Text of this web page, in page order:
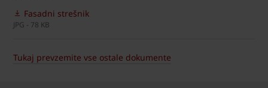
Fasadni strešnik
JPG - 78 KB
Tukaj prevzemite vse ostale dokumente